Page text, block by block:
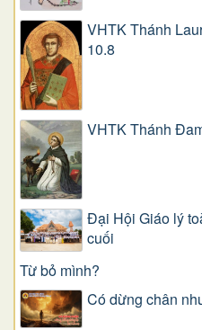
VHTK Thánh
10.8
VHTK Thánh
Đại Hội Giáo lý
cuối
Từ bỏ mình?
Có dừng chân